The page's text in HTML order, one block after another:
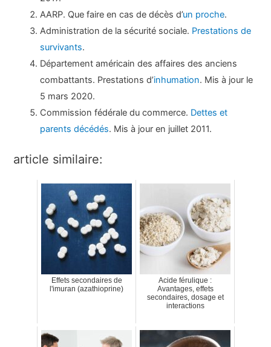
AARP. Que faire en cas de décès d’un proche.
Administration de la sécurité sociale. Prestations de
survivants.
Département américain des affaires des anciens
combattants. Prestations d’inhumation. Mis à jour le
5 mars 2020.
Commission fédérale du commerce. Dettes et
parents décédés. Mis à jour en juillet 2011.
article similaire:
Effets secondaires de
l'imuran (azathioprine)
Acide férulique :
Avantages, effets
secondaires, dosage et
interactions